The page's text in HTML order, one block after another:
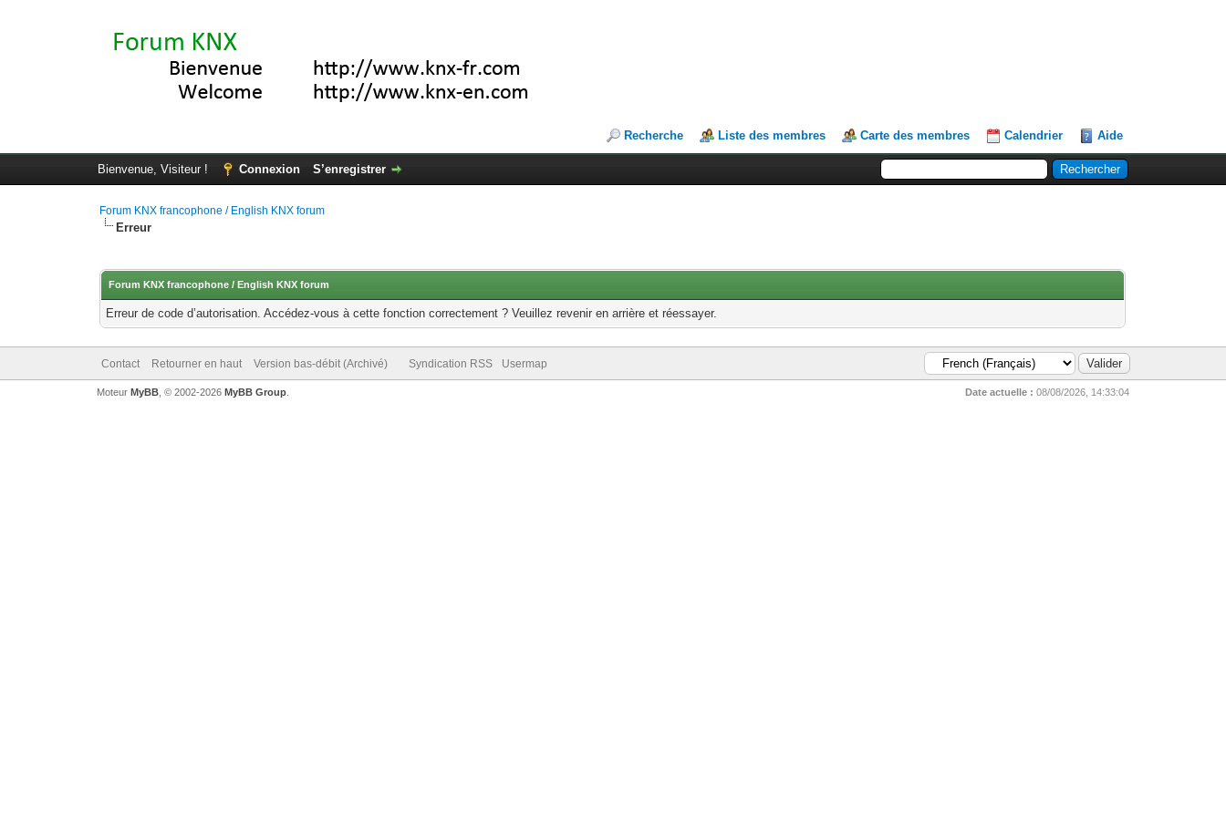
Recherche Liste des membres Carte des membres Calendrier Aide
Bienvenue, Visiteur ! Connexion S’enregistrer
Forum KNX francophone / English KNX forum
Erreur
Forum KNX francophone / English KNX forum
Erreur de code d’autorisation. Accédez-vous à cette fonction correctement ? Veuillez revenir en arrière et réessayer.
Contact Retourner en haut Version bas-débit (Archivé) Syndication RSS Usermap
Date actuelle : 08/08/2026, 14:33:04
Moteur MyBB, © 2002-2026 MyBB Group.